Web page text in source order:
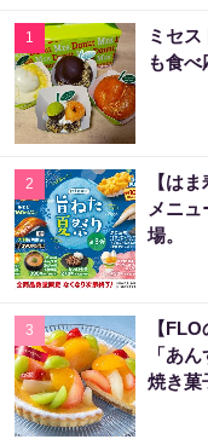
1
ミセ
も食べ
2
【は
メニ
場。
3
【
「あ
焼き菓